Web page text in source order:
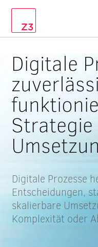
Digitale
Digitale Prozesse
Entscheidungen,
skalierbare
Komplexität oder